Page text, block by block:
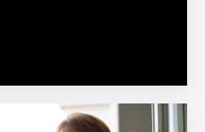
SALES